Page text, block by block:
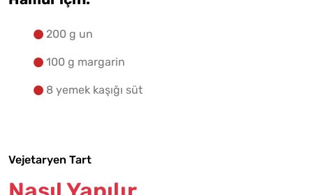
200 g un
100 g margarin
8 yemek kaşığı süt
Vejetaryen Tart